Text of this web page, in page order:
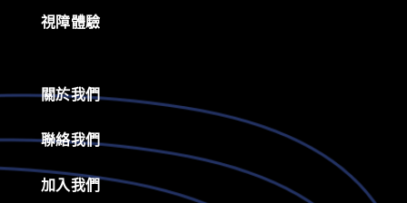
視障體驗
關於我們
聯絡我們
加入我們